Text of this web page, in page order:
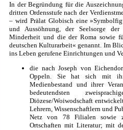
In der Begründung für die
dritten Ordensstufe nach der
– wird Prälat Globisch eine
und Aussöhnung, der Seelsorge
Minderheit und die der Roma sowie
deutschen Kulturarbeit« genannt. Im
ins Leben gerufene Einrichtungen und
die nach Joseph von
Oppeln. Sie hat sich mit
Medienbestand und ihrer
bedeutendsten
Diözese/Woiwodschaft
Lehrern, Wissenschaftlern und
Netz von 78 Filialen sowie
Ortschaften mit Literatur; mit